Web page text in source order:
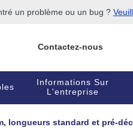
un problème ou un bug ?
Contactez-nous
Informations Sur
L'entreprise
longueurs standard et pré-